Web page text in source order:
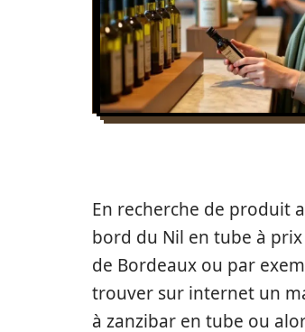
En recherche de produit
bord du Nil en tube à
de Bordeaux ou par
trouver sur internet un
à zanzibar en tube ou